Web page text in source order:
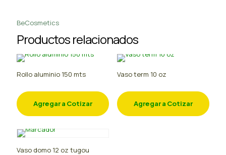
BeCosmetics
Productos relacionados
Rollo aluminio 150 mts
Agregar a Cotizar
Vaso term 10 oz
Agregar a Cotizar
Vaso domo 12 oz tugou